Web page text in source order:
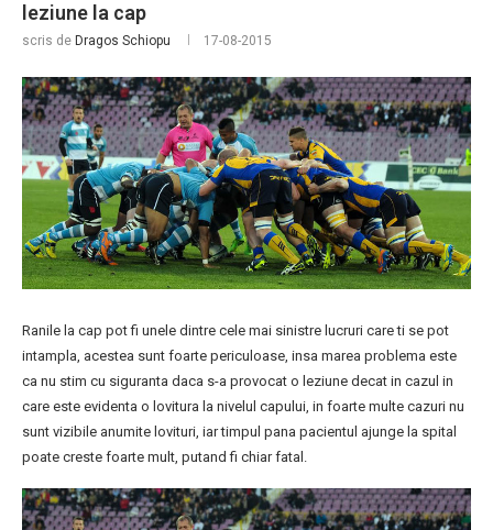
leziune la cap
scris de Dragos Schiopu 17-08-2015
Ranile la cap pot fi unele dintre cele mai sinistre lucruri care ti se pot
intampla, acestea sunt foarte periculoase, insa marea problema este
ca nu stim cu siguranta daca s-a provocat o leziune decat in cazul in
care este evidenta o lovitura la nivelul capului, in foarte multe cazuri nu
sunt vizibile anumite lovituri, iar timpul pana pacientul ajunge la spital
poate creste foarte mult, putand fi chiar fatal.